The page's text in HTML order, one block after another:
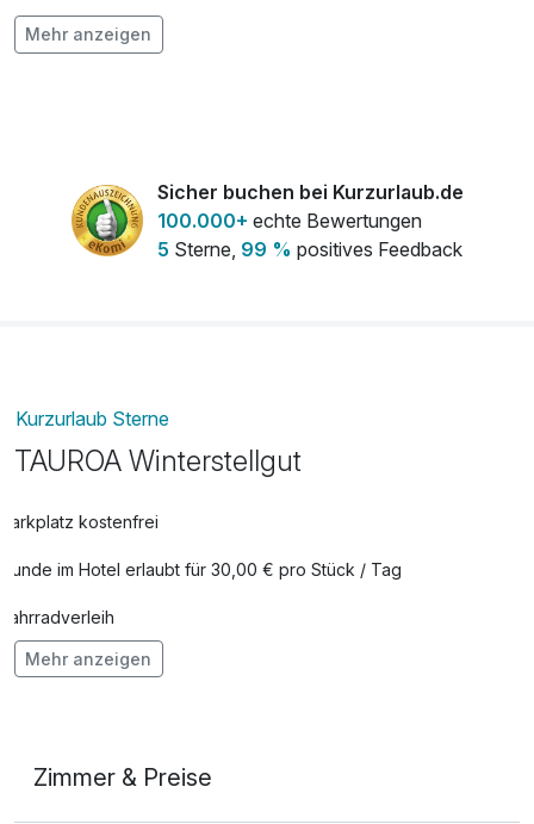
Flasche Schaumwein
Mehr anzeigen
Sicher buchen bei Kurzurlaub.de
100.000+ echte Bewertungen
5 Sterne, 99 % positives Feedback
Kurzurlaub Sterne
TAUROA Winterstellgut
Parkplatz kostenfrei
Hunde im Hotel erlaubt für 30,00 € pro Stück / Tag
Fahrradverleih
Kostenloses W-LAN
Mehr anzeigen
Zimmer & Preise